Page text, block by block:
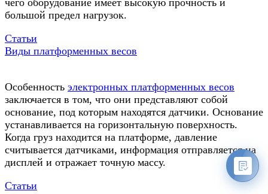
большой предел нагрузок.
Статьи
Виды платформенных весов
Особенность электронных платформенных весов
заключается в том, что они представляют собой
основание, под которым находятся датчики. Основание
устанавливается на горизонтальную поверхность.
Когда груз находится на платформе, давление
считывается датчиками, информация отправляется на
дисплей и отражает точную массу.
Статьи